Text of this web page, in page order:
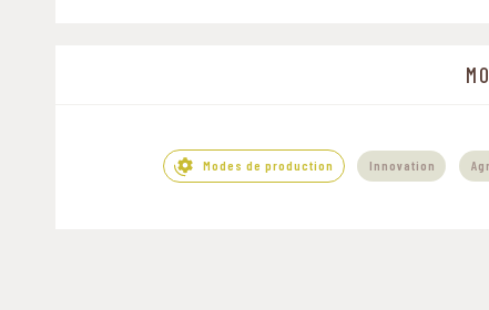
Modes de production Innovation